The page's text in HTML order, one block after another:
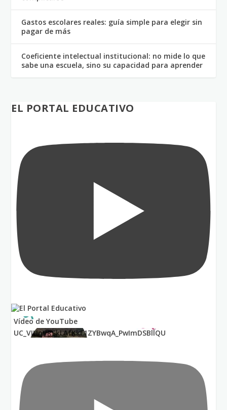
Gastos escolares reales: guía simple para elegir sin
pagar de más
Coeficiente intelectual institucional: no mide lo que
sabe una escuela, sino su capacidad para aprender
EL PORTAL EDUCATIVO
Vídeo de YouTube
UC_VIUnVRSkLAfKkF1ZYBwqA_PwImDSBllQU